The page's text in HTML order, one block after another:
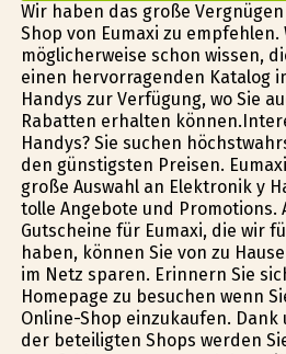
Wir haben das große
Shop von Eumaxi zu empfehlen.
möglicherweise schon wissen,
einen hervorragenden Katalog
Handys zur Verfügung, wo Sie
Rabatten erhalten
Handys? Sie suchen
den günstigsten Preisen.
große Auswahl an Elektronik y
tolle Angebote und Promotions.
Gutscheine für Eumaxi, die wir
haben, können Sie von zu
im Netz sparen. Erinnern Sie
Homepage zu besuchen wenn
Online-Shop einzukaufen. Dank
der beteiligten Shops werden